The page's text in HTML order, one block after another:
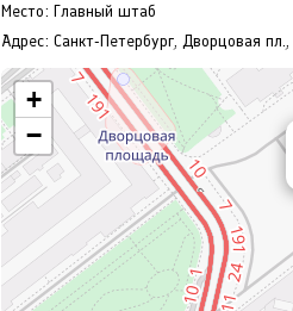
Место: Главный штаб
Адрес: Санкт-Петербург, Дворцовая
+
−